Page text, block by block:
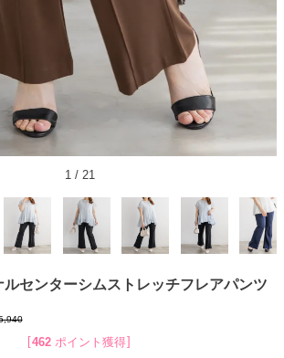
1/ 21
センターシムストレッチフレアパンツ
462 ポイント獲得